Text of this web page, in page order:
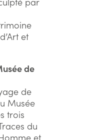
et
de
de
Musée
trois
du
et